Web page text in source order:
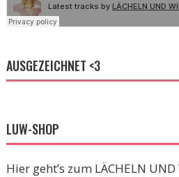
AUSGEZEICHNET <3
LUW-SHOP
Hier geht’s zum LÄCHELN